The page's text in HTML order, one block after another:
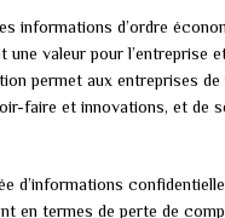
informations d’ordre
valeur pour l’entreprise
permet aux entreprises
faire et innovations, et de
d’informations
en termes de perte de